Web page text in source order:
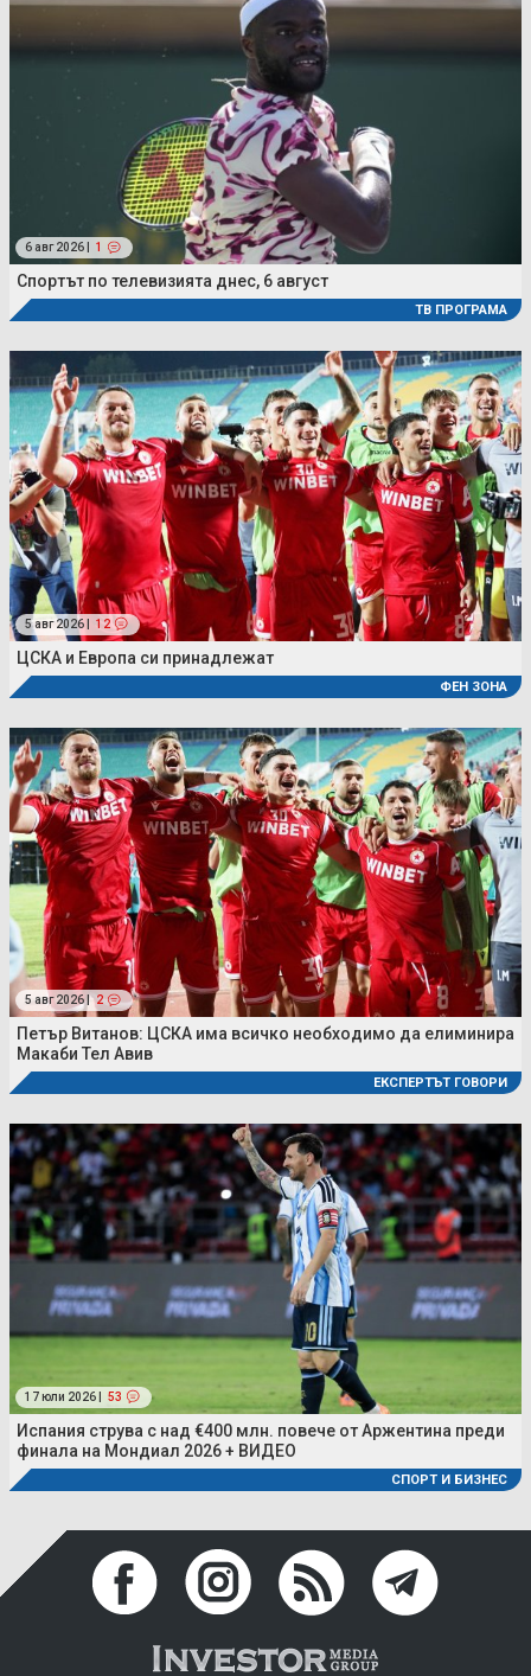
6 авг 2026 | 1
Спортът по телевизията днес, 6 август
ТВ ПРОГРАМА
5 авг 2026 | 12
ЦСКА и Европа си принадлежат
ФЕН ЗОНА
5 авг 2026 | 2
Петър Витанов: ЦСКА има всичко необходимо да елиминира
Макаби Тел Авив
ЕКСПЕРТЪТ ГОВОРИ
17 юли 2026 | 53
Испания струва с над €400 млн. повече от Аржентина преди
финала на Мондиал 2026 + ВИДЕО
СПОРТ И БИЗНЕС